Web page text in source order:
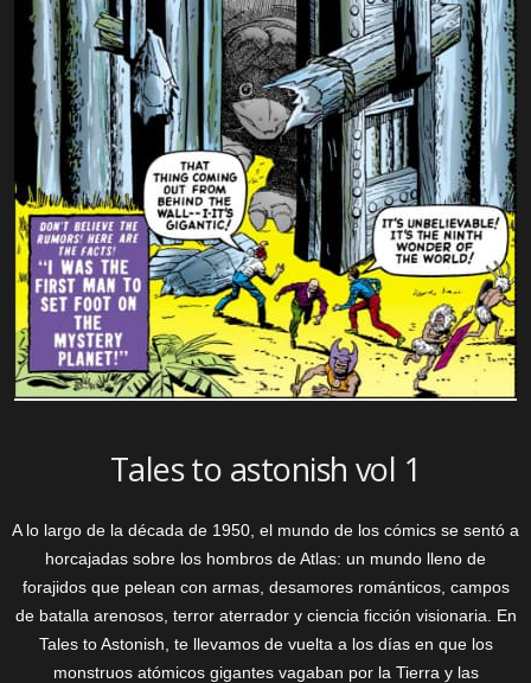
Tales to astonish vol 1
A lo largo de la década de 1950, el mundo de los cómics se sentó a
horcajadas sobre los hombros de Atlas: un mundo lleno de
forajidos que pelean con armas, desamores románticos, campos
de batalla arenosos, terror aterrador y ciencia ficción visionaria. En
Tales to Astonish, te llevamos de vuelta a los días en que los
monstruos atómicos gigantes vagaban por la Tierra y las